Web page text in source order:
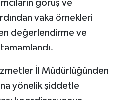
görüş ve
vaka örnekleri
değerlendirme ve
tamamlandı.
İl Müdürlüğünden
yönelik şiddetle